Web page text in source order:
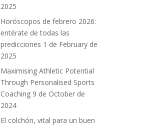
2025
Horóscopos de febrero 2026:
entérate de todas las
predicciones 1 de February de
2025
Maximising Athletic Potential
Through Personalised Sports
Coaching 9 de October de
2024
El colchón, vital para un buen